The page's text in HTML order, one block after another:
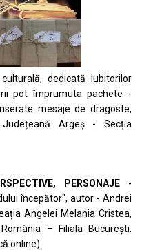
dedicată iubitorilor
pot împrumuta pachete -
mesaje de dragoste,
Argeș - Secția
PERSONAJE-
începător", autor - Andrei
Angelei Melania Cristea,
– Filiala București.
online).